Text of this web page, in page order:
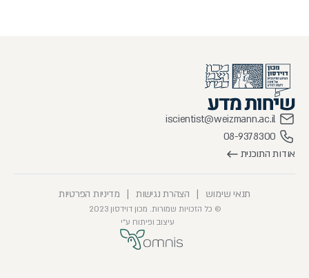
אודות התוכנית
08-9378300
iscientist@weizmann.ac.il
© כל הזכויות שמורות. מכון דוידסון 2023
עיצוב ופיתוח ע״י
תנאי שימוש | הצהרת נגישות | מדיניות הפרטיות